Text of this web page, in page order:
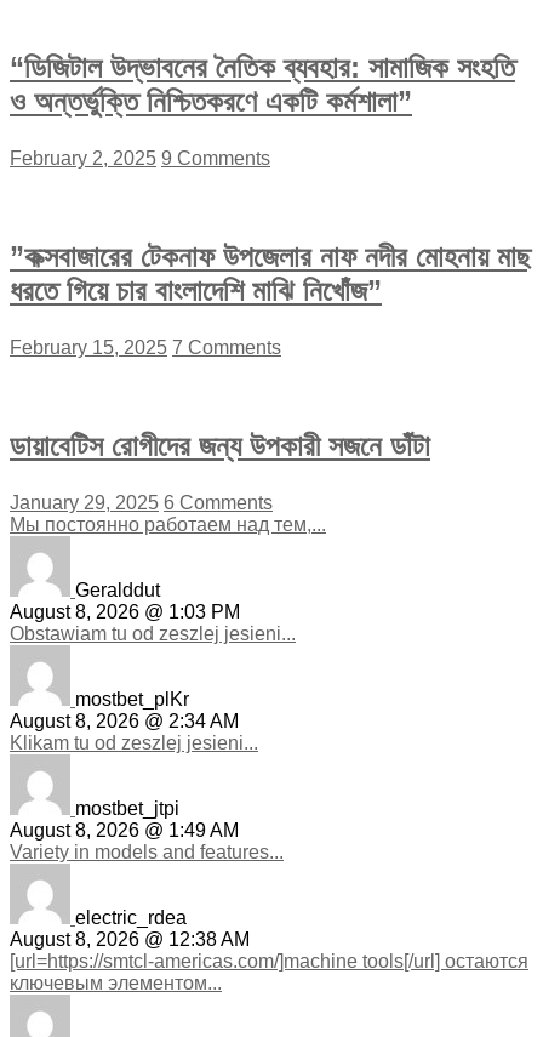
“ডিজিটাল উদ্ভাবনের নৈতিক ব্যবহার: সামাজিক সংহতি
ও অন্তর্ভুক্তি নিশ্চিতকরণে একটি কর্মশালা”
February 2, 2025 9 Comments
”কক্সবাজারের টেকনাফ উপজেলার নাফ নদীর মোহনায় মাছ
ধরতে গিয়ে চার বাংলাদেশি মাঝি নিখোঁজ”
February 15, 2025 7 Comments
ডায়াবেটিস রোগীদের জন্য উপকারী সজনে ডাঁটা
January 29, 2025 6 Comments
Мы постоянно работаем над тем,...
Geralddut
August 8, 2026 @ 1:03 PM
Obstawiam tu od zeszlej jesieni...
mostbet_plKr
August 8, 2026 @ 2:34 AM
Klikam tu od zeszlej jesieni...
mostbet_jtpi
August 8, 2026 @ 1:49 AM
Variety in models and features...
electric_rdea
August 8, 2026 @ 12:38 AM
[url=https://smtcl-americas.com/]machine tools[/url] остаются
ключевым элементом...